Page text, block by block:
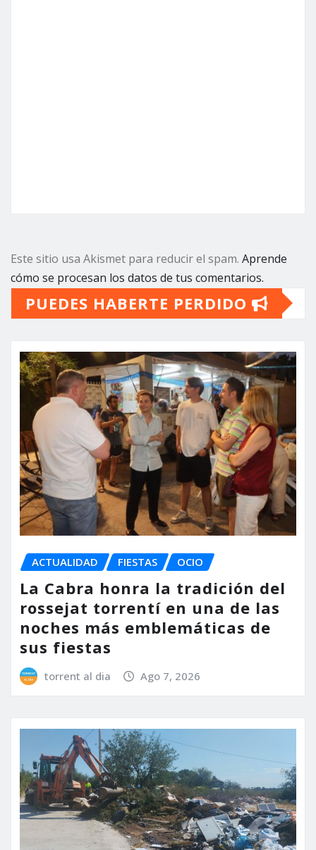
Este sitio usa Akismet para reducir el spam. Aprende
cómo se procesan los datos de tus comentarios.
PUEDES HABERTE PERDIDO
ACTUALIDAD FIESTAS OCIO
La Cabra honra la tradición del
rossejat torrentí en una de las
noches más emblemáticas de
sus fiestas
torrent al dia Ago 7, 2026